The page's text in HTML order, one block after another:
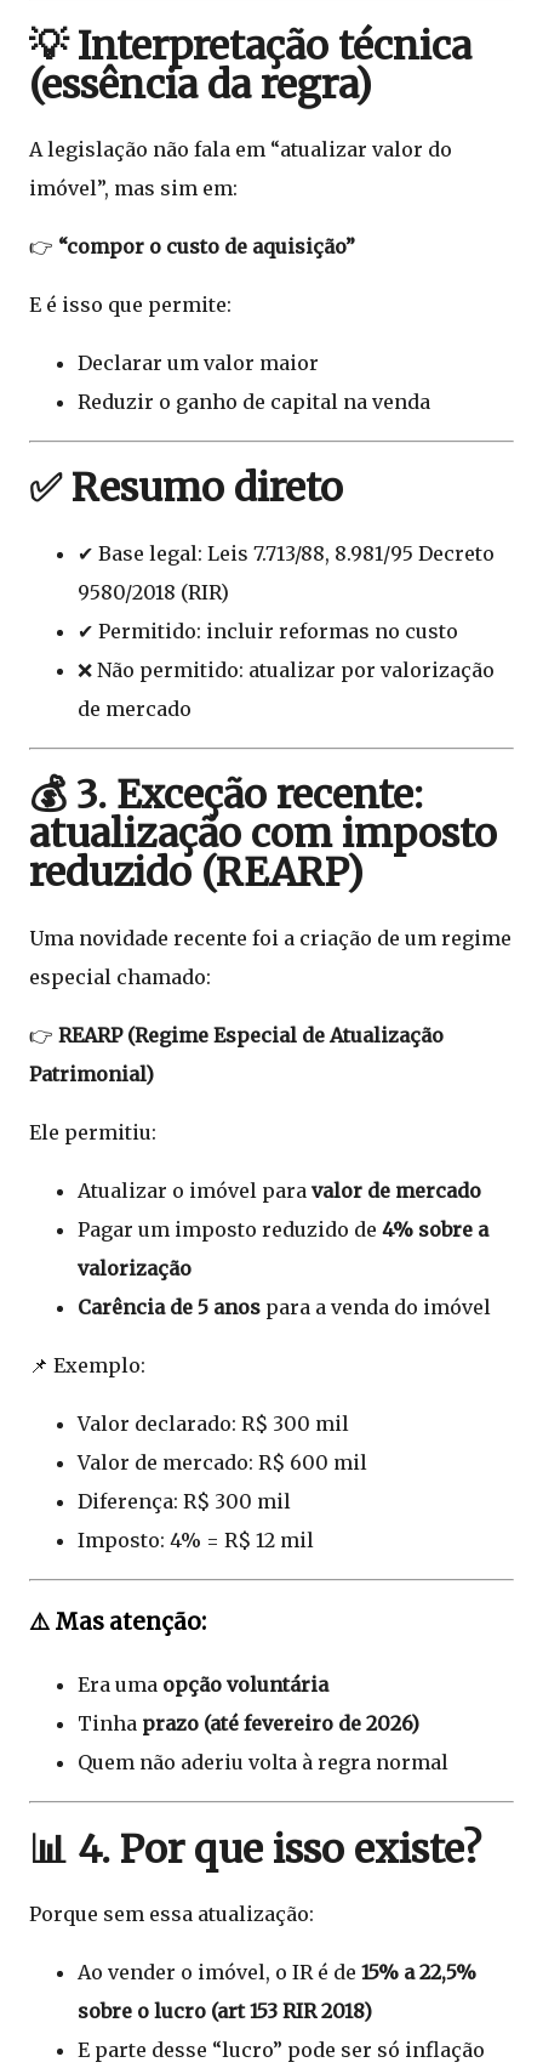
💡 Interpretação técnica
(essência da regra)
A legislação não fala em “atualizar valor do
imóvel”, mas sim em:
👉 “compor o custo de aquisição”
E é isso que permite:
Declarar um valor maior
Reduzir o ganho de capital na venda
✅ Resumo direto
✔ Base legal: Leis 7.713/88, 8.981/95 Decreto
9580/2018 (RIR)
✔ Permitido: incluir reformas no custo
❌ Não permitido: atualizar por valorização
de mercado
💰 3. Exceção recente:
atualização com imposto
reduzido (REARP)
Uma novidade recente foi a criação de um regime
especial chamado:
👉 REARP (Regime Especial de Atualização
Patrimonial)
Ele permitiu:
Atualizar o imóvel para valor de mercado
Pagar um imposto reduzido de 4% sobre a
valorização
Carência de 5 anos para a venda do imóvel
📌 Exemplo:
Valor declarado: R$ 300 mil
Valor de mercado: R$ 600 mil
Diferença: R$ 300 mil
Imposto: 4% = R$ 12 mil
⚠️ Mas atenção:
Era uma opção voluntária
Tinha prazo (até fevereiro de 2026)
Quem não aderiu volta à regra normal
📊 4. Por que isso existe?
Porque sem essa atualização:
Ao vender o imóvel, o IR é de 15% a 22,5%
sobre o lucro (art 153 RIR 2018)
E parte desse “lucro” pode ser só inflação